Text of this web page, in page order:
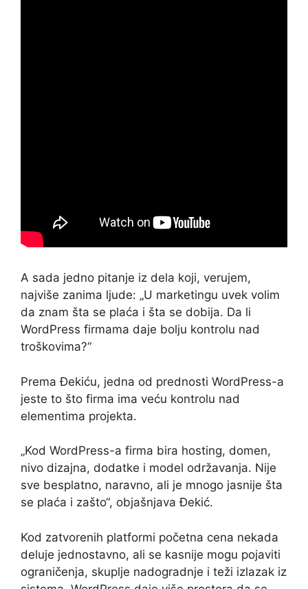
A sada jedno pitanje iz dela koji, verujem,
najviše zanima ljude: „U marketingu uvek volim
da znam šta se plaća i šta se dobija. Da li
WordPress firmama daje bolju kontrolu nad
troškovima?“
Prema Đekiću, jedna od prednosti WordPress-a
jeste to što firma ima veću kontrolu nad
elementima projekta.
„Kod WordPress-a firma bira hosting, domen,
nivo dizajna, dodatke i model održavanja. Nije
sve besplatno, naravno, ali je mnogo jasnije šta
se plaća i zašto“, objašnjava Đekić.
Kod zatvorenih platformi početna cena nekada
deluje jednostavno, ali se kasnije mogu pojaviti
ograničenja, skuplje nadogradnje i teži izlazak iz